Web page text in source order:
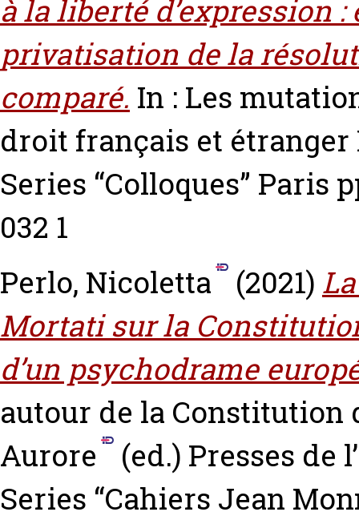
à la liberté d’expression
privatisation de la
comparé. In : Les
droit français et
Series “Colloques” Paris
032 1
Perlo, Nicoletta
(2021)
Mortati sur la
d’un psychodrame
autour de la Constitution
Aurore
(ed.) Presses de
Series “Cahiers Jean